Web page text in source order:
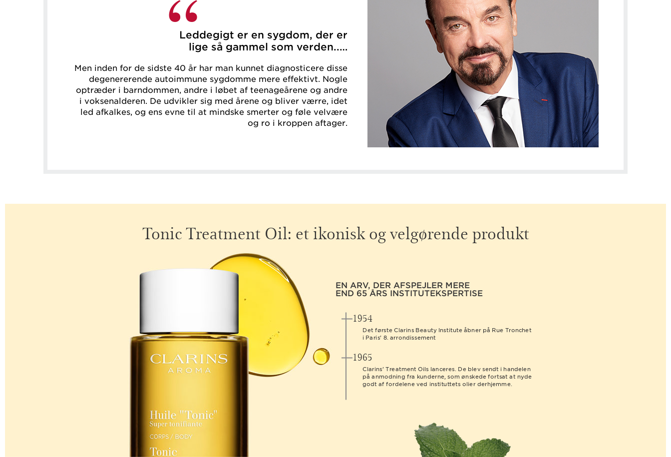
Leddegigt er en sygdom, der er
lige så gammel som verden..…
Men inden for de sidste 40 år har man kunnet diagnosticere disse
degenererende autoimmune sygdomme mere effektivt. Nogle
optræder i barndommen, andre i løbet af teenageårene og andre
i voksenalderen. De udvikler sig med årene og bliver værre, idet
led afkalkes, og ens evne til at mindske smerter og føle velvære
og ro i kroppen aftager.
Tonic Treatment Oil: et ikonisk og velgørende produkt
EN ARV, DER AFSPEJLER MERE
END 65 ÅRS INSTITUTEKSPERTISE
1954
Det første Clarins Beauty Institute åbner på Rue Tronchet
i Paris’ 8. arrondissement
1965
Clarins’ Treatment Oils lanceres. De blev sendt i handelen
på anmodning fra kunderne, som ønskede fortsat at nyde
godt af fordelene ved instituttets olier derhjemme.